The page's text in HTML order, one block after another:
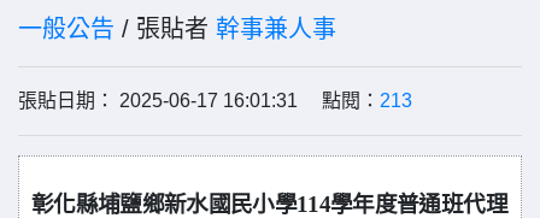
一般公告 / 張貼者 幹事兼人事
張貼日期： 2025-06-17 16:01:31 點閱： 213
彰化縣埔鹽鄉新水國民小學114學年度普通班代理